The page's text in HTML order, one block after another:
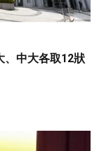
、中大各取12狀